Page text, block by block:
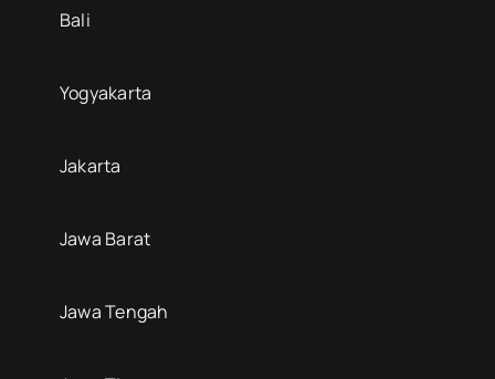
Bali
Yogyakarta
Jakarta
Jawa Barat
Jawa Tengah